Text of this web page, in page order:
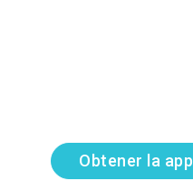
Obtener la app